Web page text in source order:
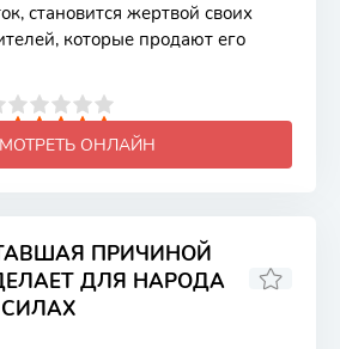
становится жертвой своих
которые продают его
ОНЛАЙН
ПРИЧИНОЙ
ДЛЯ НАРОДА
СИЛАХ
7.12